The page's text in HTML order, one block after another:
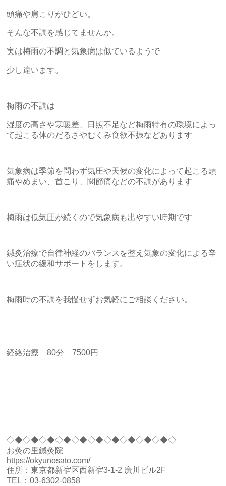
頭痛や肩こりがひどい。
そんな不調を感じてませんか。
実は梅雨の不調と気象病は似ているようで
少し違います。
梅雨の不調は
湿度の高さや寒暖差、日照不足など梅雨特有の環境によっ
て起こる体のだるさやむくみ食欲不振などあります
気象病は季節を問わず気圧や天候の変化によって起こる頭
痛やめまい、首こり、関節痛などの不調があります
梅雨は低気圧が続くので気象病も出やすい時期です
鍼灸治療で自律神経のバランスを整え気象の変化による辛
い症状の緩和サポートをします。
梅雨時の不調を我慢せずお気軽にご相談ください。
経絡治療 80分 7500円
◇◆◇◆◇◆◇◆◇◆◇◆◇◆◇◆◇◆◇◆◇
お灸の里鍼灸院
https://okyunosato.com/
住所：東京都新宿区西新宿3-1-2 廣川ビル2F
TEL： 03-6302-0858